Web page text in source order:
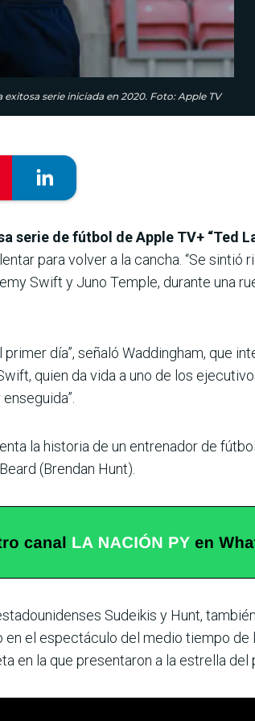
exitosa serie iniciada en 2020. Foto: Apple TV
serie de fútbol de Apple TV+ “Ted
para volver a la cancha. “Se sintió
Swift y Juno Temple, durante una
día”, señaló Waddingham, que
quien da vida a uno de los
la historia de un entrenador de
(Brendan Hunt).
Sudeikis y Hunt,
el espectáculo del medio tiempo de
en la que presentaron a la estrella del